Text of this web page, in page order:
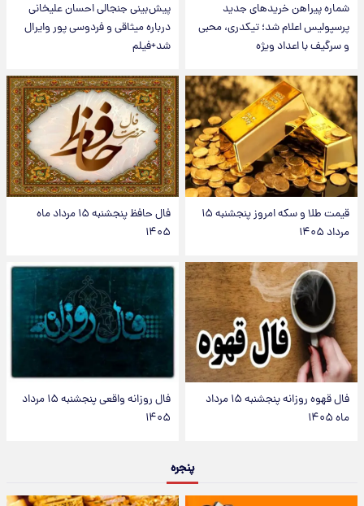
شماره پیراهن خریدهای جدید
پرسپولیس اعلام شد؛ تیکدری، محبی
و سرگیف با اعداد ویژه
پیش‌بینی جنجالی احسان علیخانی
درباره میثاقی و فردوسی پور وایرال
شد+فیلم
قیمت طلا و سکه امروز پنجشنبه ۱۵
مرداد ۱۴۰۵
فال حافظ پنجشنبه ۱۵ مرداد ماه
۱۴۰۵
فال قهوه روزانه پنجشنبه ۱۵ مرداد
ماه ۱۴۰۵
فال روزانه واقعی پنجشنبه ۱۵ مرداد
۱۴۰۵
پنجره